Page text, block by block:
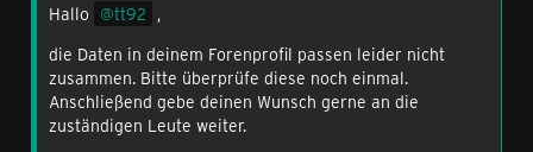
Hallo tt92 ,
die Daten in deinem Forenprofil passen leider nicht
zusammen. Bitte überprüfe diese noch einmal.
Anschließend gebe deinen Wunsch gerne an die
zuständigen Leute weiter.